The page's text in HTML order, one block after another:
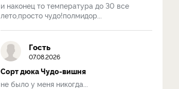
и наконец то температура до 30 все
лето,просто чудо!полмидор...
Гость
07.08.2026
Сорт дюка Чудо-вишня
не было у меня никогда...